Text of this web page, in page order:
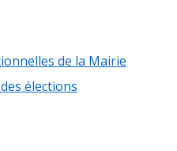
de la Mairie
élections